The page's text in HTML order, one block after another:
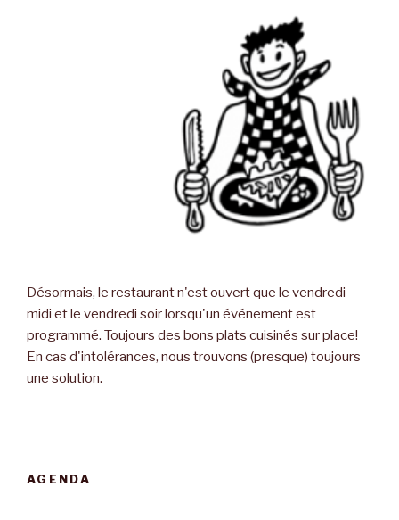
Désormais, le restaurant n'est ouvert que le vendredi
midi et le vendredi soir lorsqu'un événement est
programmé. Toujours des bons plats cuisinés sur place!
En cas d'intolérances, nous trouvons (presque) toujours
une solution.
AGENDA